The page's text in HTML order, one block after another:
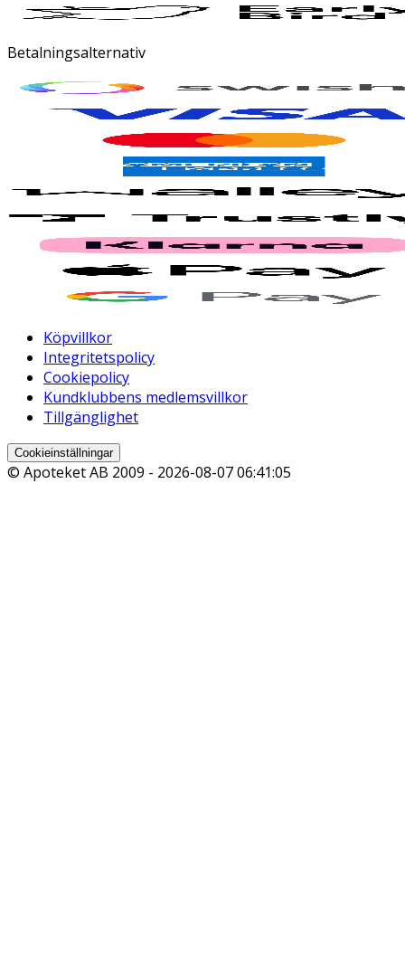
Betalningsalternativ
Köpvillkor
Integritetspolicy
Cookiepolicy
Kundklubbens medlemsvillkor
Tillgänglighet
Cookieinställningar
© Apoteket AB 2009 - 2026-08-07 06:41:05